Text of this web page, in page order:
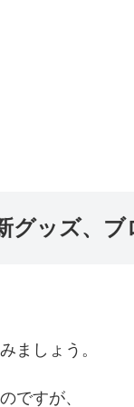
グッズ、ブ
ましょう。
ですが、